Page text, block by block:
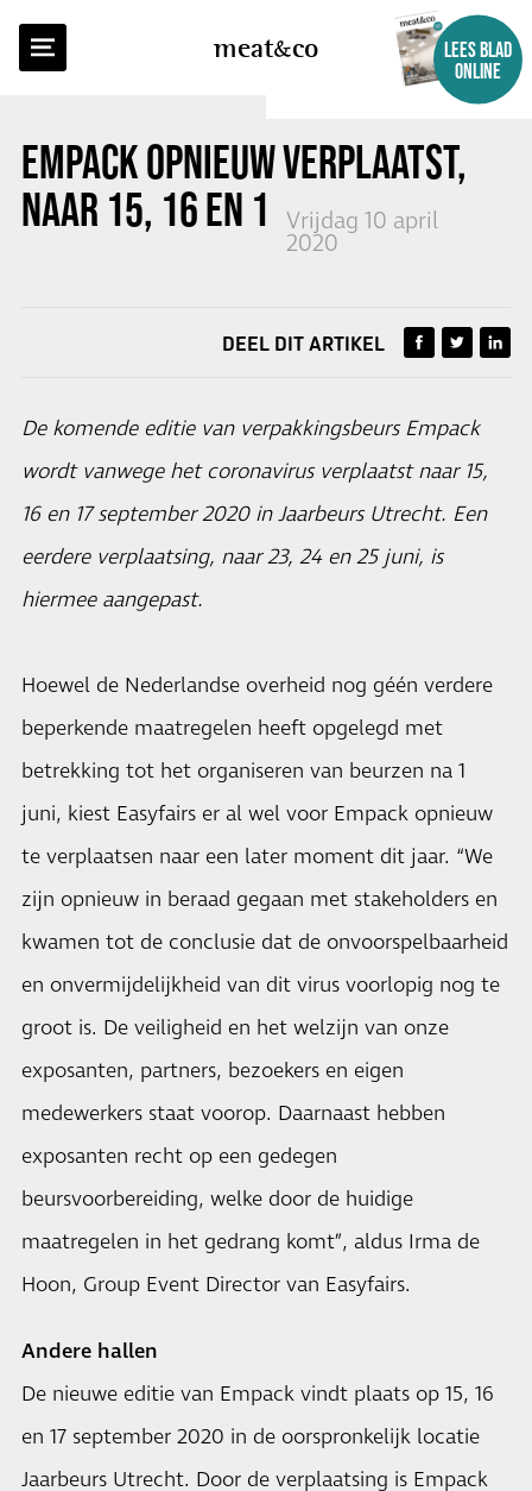
meatco
LEES BLAD
ONLINE
EMPACK OPNIEUW VERPLAATST,
NAAR 15, 16 EN 17 SEPTEMBER
Vrijdag 10 april
2020
TERUG NAAR OVERZICHT
DEEL DIT ARTIKEL
De komende editie van verpakkingsbeurs Empack
wordt vanwege het coronavirus verplaatst naar 15,
16 en 17 september 2020 in Jaarbeurs Utrecht. Een
eerdere verplaatsing, naar 23, 24 en 25 juni, is
hiermee aangepast.
Hoewel de Nederlandse overheid nog géén verdere
beperkende maatregelen heeft opgelegd met
betrekking tot het organiseren van beurzen na 1
juni, kiest Easyfairs er al wel voor Empack opnieuw
te verplaatsen naar een later moment dit jaar. “We
zijn opnieuw in beraad gegaan met stakeholders en
kwamen tot de conclusie dat de onvoorspelbaarheid
en onvermijdelijkheid van dit virus voorlopig nog te
groot is. De veiligheid en het welzijn van onze
exposanten, partners, bezoekers en eigen
medewerkers staat voorop. Daarnaast hebben
exposanten recht op een gedegen
beursvoorbereiding, welke door de huidige
maatregelen in het gedrang komt”, aldus Irma de
Hoon, Group Event Director van Easyfairs.
Andere hallen
De nieuwe editie van Empack vindt plaats op 15, 16
en 17 september 2020 in de oorspronkelijk locatie
Jaarbeurs Utrecht. Door de verplaatsing is Empack